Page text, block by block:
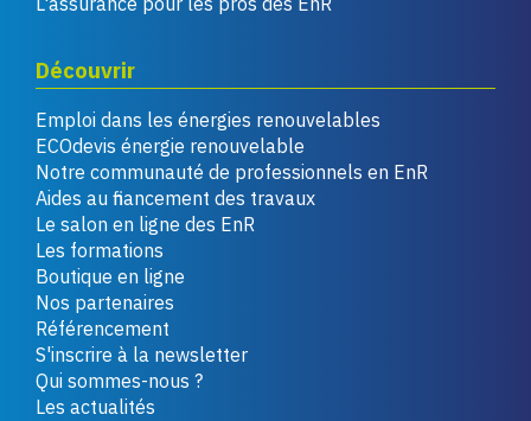
Découvrir
Emploi dans les énergies renouvelables
ECOdevis énergie renouvelable
Notre communauté de professionnels en EnR
Aides au financement des travaux
Le salon en ligne des EnR
Les formations
Boutique en ligne
Nos partenaires
Référencement
S'inscrire à la newsletter
Qui sommes-nous ?
Les actualités